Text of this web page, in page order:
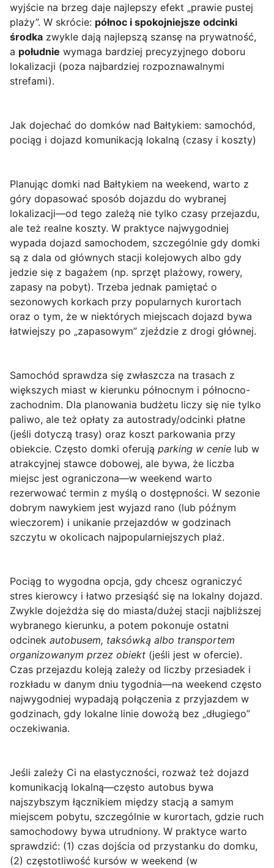
wyjście na brzeg daje najlepszy efekt „prawie pustej
plaży”. W skrócie: północ i spokojniejsze odcinki
środka zwykle dają najlepszą szansę na prywatność,
a południe wymaga bardziej precyzyjnego doboru
lokalizacji (poza najbardziej rozpoznawalnymi
strefami).
Jak dojechać do domków nad Bałtykiem: samochód,
pociąg i dojazd komunikacją lokalną (czasy i koszty)
Planując domki nad Bałtykiem na weekend, warto z
góry dopasować sposób dojazdu do wybranej
lokalizacji—od tego zależą nie tylko czasy przejazdu,
ale też realne koszty. W praktyce najwygodniej
wypada dojazd samochodem, szczególnie gdy domki
są z dala od głównych stacji kolejowych albo gdy
jedzie się z bagażem (np. sprzęt plażowy, rowery,
zapasy na pobyt). Trzeba jednak pamiętać o
sezonowych korkach przy popularnych kurortach
oraz o tym, że w niektórych miejscach dojazd bywa
łatwiejszy po „zapasowym” zjeździe z drogi głównej.
Samochód sprawdza się zwłaszcza na trasach z
większych miast w kierunku północnym i północno-
zachodnim. Dla planowania budżetu liczy się nie tylko
paliwo, ale też opłaty za autostrady/odcinki płatne
(jeśli dotyczą trasy) oraz koszt parkowania przy
obiekcie. Często domki oferują parking w cenie lub w
atrakcyjnej stawce dobowej, ale bywa, że liczba
miejsc jest ograniczona—w weekend warto
rezerwować termin z myślą o dostępności. W sezonie
dobrym nawykiem jest wyjazd rano (lub późnym
wieczorem) i unikanie przejazdów w godzinach
szczytu w okolicach najpopularniejszych plaż.
Pociąg to wygodna opcja, gdy chcesz ograniczyć
stres kierowcy i łatwo przesiąść się na lokalny dojazd.
Zwykle dojeżdża się do miasta/dużej stacji najbliższej
wybranego kierunku, a potem pokonuje ostatni
odcinek autobusem, taksówką albo transportem
organizowanym przez obiekt (jeśli jest w ofercie).
Czas przejazdu koleją zależy od liczby przesiadek i
rozkładu w danym dniu tygodnia—na weekend często
najwygodniej wypadają połączenia z przyjazdem w
godzinach, gdy lokalne linie dowożą bez „długiego”
oczekiwania.
Jeśli zależy Ci na elastyczności, rozważ też dojazd
komunikacją lokalną—często autobus bywa
najszybszym łącznikiem między stacją a samym
miejscem pobytu, szczególnie w kurortach, gdzie ruch
samochodowy bywa utrudniony. W praktyce warto
sprawdzić: (1) czas dojścia od przystanku do domku,
(2) częstotliwość kursów w weekend (w